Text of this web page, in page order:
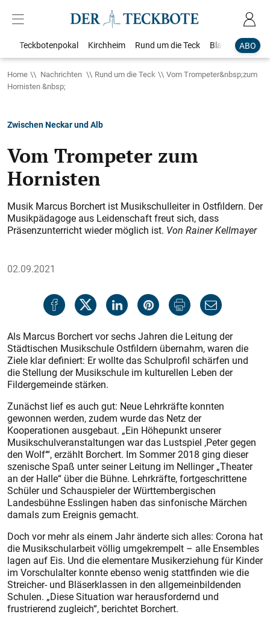
ABO
Teckbotenpokal Kirchheim Rund um die Teck Blaulicht
Home Nachrichten Rund um die Teck
Vom Trompeter&nbsp;zum
Hornisten &nbsp;
Zwischen Neckar und Alb
Vom Trompeter zum
Hornisten
Musik Marcus Borchert ist Musikschulleiter in Ostfildern. Der
Musikpädagoge aus Leidenschaft freut sich, dass
Präsenzunterricht wieder möglich ist. Von Rainer Kellmayer
02.09.2021
Als Marcus Borchert vor sechs Jahren die Leitung der
Städtischen Musikschule Ostfildern übernahm, waren die
Ziele klar definiert: Er wollte das Schulprofil schärfen und
die Stellung der Musikschule im kulturellen Leben der
Fildergemeinde stärken.
Zunächst lief es auch gut: Neue Lehrkräfte konnten
gewonnen werden, zudem wurde das Netz der
Kooperationen ausgebaut. „Ein Höhepunkt unserer
Musikschulveranstaltungen war das Lustspiel ‚Peter gegen
den Wolf‘“, erzählt Borchert. Im Sommer 2018 ging dieser
szenische Spaß unter seiner Leitung im Nellinger „Theater
an der Halle“ über die Bühne. Lehrkräfte, fortgeschrittene
Schüler und Schauspieler der Württembergischen
Landesbühne Esslingen haben das sinfonische Märchen
damals zum Ereignis gemacht.
Doch vor mehr als einem Jahr änderte sich alles: Corona hat
die Musikschularbeit völlig umgekrempelt – alle Ensembles
lagen auf Eis. Und die elementare Musikerziehung für Kinder
im Vorschulalter konnte ebenso wenig stattfinden wie die
Streicher- und Bläserklassen in den allgemeinbildenden
Schulen. „Diese Situation war herausfordernd und
frustrierend zugleich“, berichtet Borchert.